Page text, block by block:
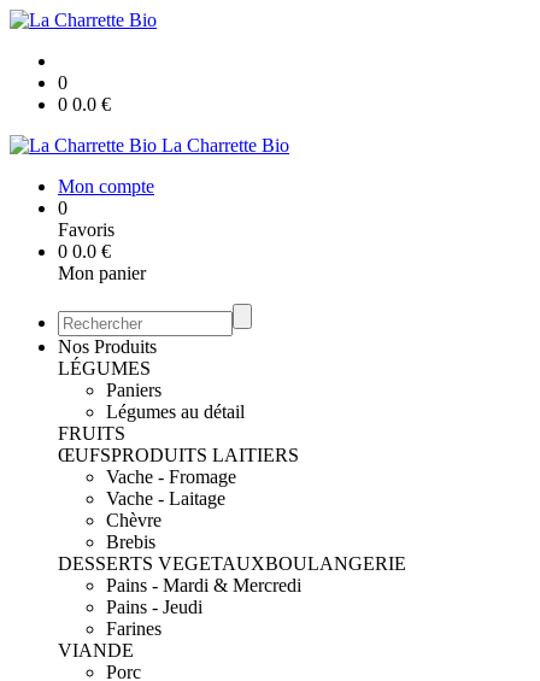
0
0 0.0 €
La Charrette Bio
Mon compte
0
Favoris
0 0.0 €
Mon panier
Nos Produits
LÉGUMES
Paniers
Légumes au détail
FRUITS
ŒUFSPRODUITS LAITIERS
Vache - Fromage
Vache - Laitage
Chèvre
Brebis
DESSERTS VEGETAUXBOULANGERIE
Pains - Mardi & Mercredi
Pains - Jeudi
Farines
VIANDE
Porc